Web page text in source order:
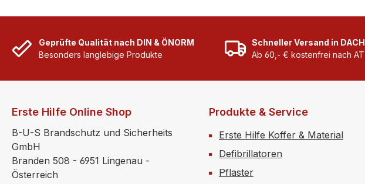
Geprüfte Qualität nach DIN & ÖNORM
Besonders langlebige Produkte
Schneller Versand in DACH
Ab 60,- € kostenfrei nach AT
Erste Hilfe Online Shop
B-U-S Brandschutz und Sicherheits
GmbH
Branden 508 - 6951 Lingenau -
Österreich
Produkte & Service
Erste Hilfe Koffer & Material
Defibrillatoren
Pflaster